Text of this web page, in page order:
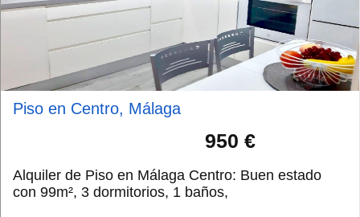
Piso en Centro, Málaga
950 €
Alquiler de Piso en Málaga Centro: Buen estado
con 99m², 3 dormitorios, 1 baños,